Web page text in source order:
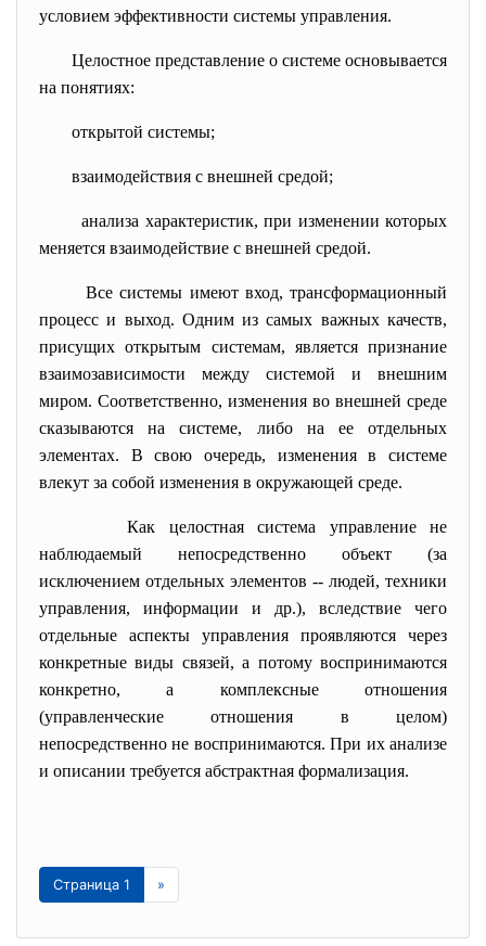
условием эффективности системы управления.
Целостное представление о системе основывается
на понятиях:
открытой системы;
взаимодействия с внешней средой;
анализа характеристик, при изменении которых
меняется взаимодействие с внешней средой.
Все системы имеют вход, трансформационный
процесс и выход. Одним из самых важных качеств,
присущих открытым системам, является признание
взаимозависимости между системой и внешним
миром. Соответственно, изменения во внешней среде
сказываются на системе, либо на ее отдельных
элементах. В свою очередь, изменения в системе
влекут за собой изменения в окружающей среде.
Как целостная система управление не
наблюдаемый непосредственно объект (за
исключением отдельных элементов -- людей, техники
управления, информации и др.), вследствие чего
отдельные аспекты управления проявляются через
конкретные виды связей, а потому воспринимаются
конкретно, а комплексные отношения
(управленческие отношения в целом)
непосредственно не воспринимаются. При их анализе
и описании требуется абстрактная формализация.
Страница 1 »